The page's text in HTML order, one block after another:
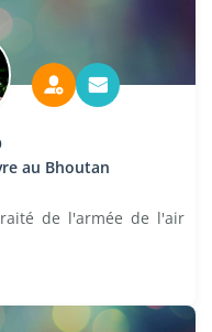
au Bhoutan
de l'armée de l'air